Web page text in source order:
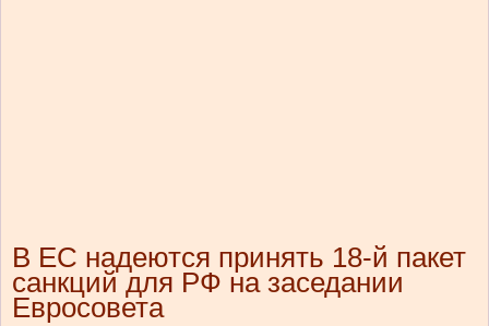
В ЕС надеются принять 18-й пакет
санкций для РФ на заседании
Евросовета